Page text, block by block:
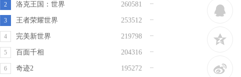
2 洛克王国：世界 260581
3 王者荣耀世界 253512
4 完美新世界 219798
5 百面千相 204316
6 奇迹2 195272
q
z
t